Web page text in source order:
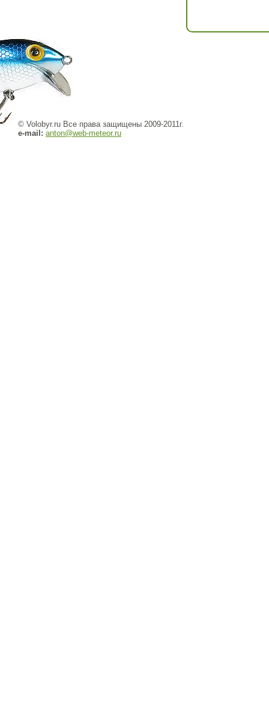
© Volobyr.ru Все права защищены 2009-2011г.
e-mail: anton@web-meteor.ru